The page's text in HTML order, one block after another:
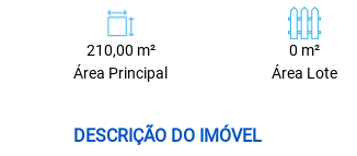
210,00 m²
Área Principal
0 m²
Área Lote
DESCRIÇÃO DO IMÓVEL